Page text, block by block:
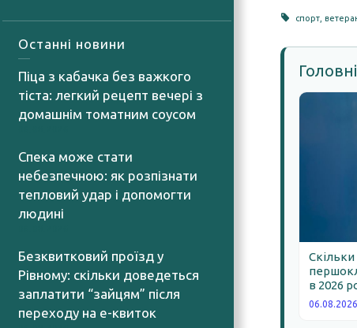
Останні новини
Піца з кабачка без важкого
тіста: легкий рецепт вечері з
домашнім томатним соусом
Спека може стати
небезпечною: як розпізнати
тепловий удар і допомогти
людині
Безквитковий проїзд у
Рівному: скільки доведеться
заплатити “зайцям” після
переходу на е-квиток
спорт ,
Скільки
в 2026
06.08.2026